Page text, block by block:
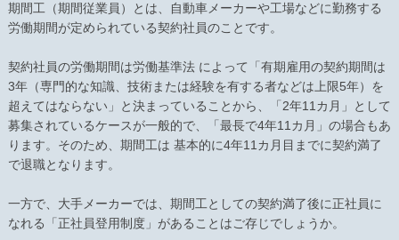
期間工（期間従業員）とは、自動車メーカーや工場などに勤務する
労働期間が定められている契約社員のことです。
契約社員の労働期間は労働基準法 によって「有期雇用の契約期間は
3年（専門的な知識、技術または経験を有する者などは上限5年）を
超えてはならない」と決まっていることから、「2年11カ月」として
募集されているケースが一般的で、「最長で4年11カ月」の場合もあ
ります。そのため、期間工は 基本的に4年11カ月目までに契約満了
で退職となります。
一方で、大手メーカーでは、期間工としての契約満了後に正社員に
なれる「正社員登用制度」があることはご存じでしょうか。